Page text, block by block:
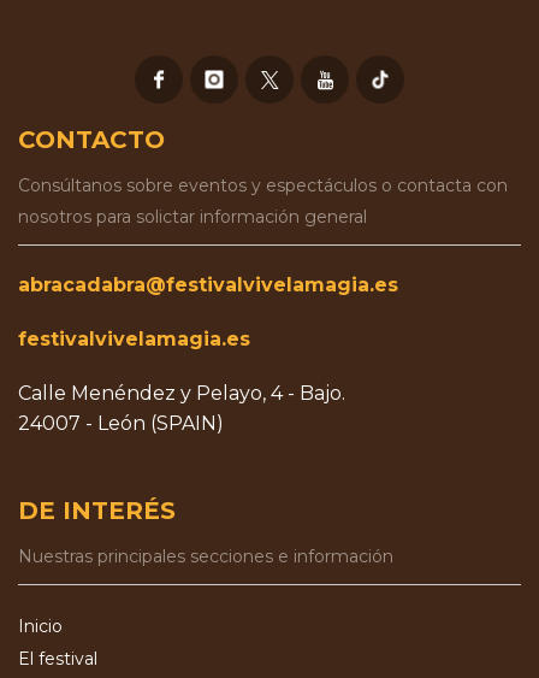
CONTACTO
Consúltanos sobre eventos y espectáculos o contacta con
nosotros para solictar información general
abracadabra@festivalvivelamagia.es
festivalvivelamagia.es
Calle Menéndez y Pelayo, 4 - Bajo.
24007 - León (SPAIN)
DE INTERÉS
Nuestras principales secciones e información
Inicio
El festival